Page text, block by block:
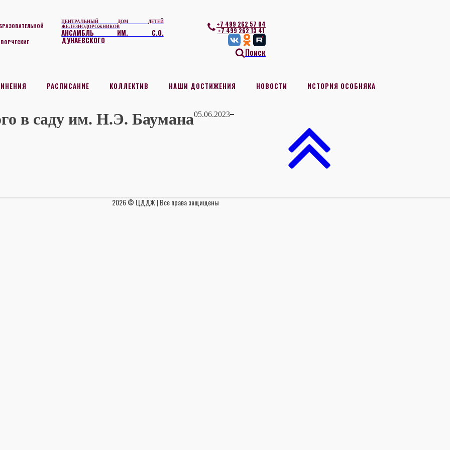
ЦЕНТРАЛЬНЫЙ ДОМ ДЕТЕЙ
ЖЕЛЕЗНОДОРОЖНИКОВ
АНСАМБЛЬ ИМ. С.О.
ДУНАЕВСКОГО
+7 499 262 57 04
+7 499 262 13 41
Поиск
РАСПИСАНИЕ КОЛЛЕКТИВ НАШИ ДОСТИЖЕНИЯ НОВОСТИ ИСТОРИЯ ОСОБНЯКА
в саду им. Н.Э. Баумана05.06.2023
2026 © ЦДДЖ | Все права защищены